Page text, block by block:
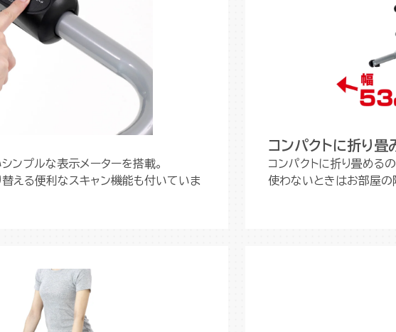
ンプルな表示メーターを搭載。
える便利なスキャン機能も付いていま
コンパクトに折り畳
コンパクトに折り畳める
使わないときはお部屋の